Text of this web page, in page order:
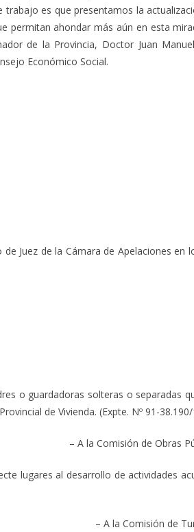
es que presentamos la
permitan ahondar más aún en esta
de la Provincia, Doctor Juan
Económico Social.
de la Cámara de Apelaciones en
o guardadoras solteras o separadas
de Vivienda. (Expte. Nº 91-
– A la Comisión de Obras
al desarrollo de actividades
– A la Comisión de